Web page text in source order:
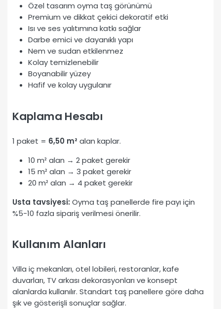
Özel tasarım oyma taş görünümü
Premium ve dikkat çekici dekoratif etki
Isı ve ses yalıtımına katkı sağlar
Darbe emici ve dayanıklı yapı
Nem ve sudan etkilenmez
Kolay temizlenebilir
Boyanabilir yüzey
Hafif ve kolay uygulanır
Kaplama Hesabı
1 paket = 6,50 m² alan kaplar.
10 m² alan → 2 paket gerekir
15 m² alan → 3 paket gerekir
20 m² alan → 4 paket gerekir
Usta tavsiyesi: Oyma taş panellerde fire payı için
%5-10 fazla sipariş verilmesi önerilir.
Kullanım Alanları
Villa iç mekanları, otel lobileri, restoranlar, kafe
duvarları, TV arkası dekorasyonları ve konsept
alanlarda kullanılır. Standart taş panellere göre daha
şık ve gösterişli sonuçlar sağlar.